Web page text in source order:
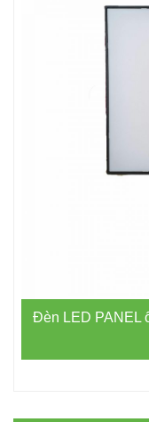
Đèn LED PANEL